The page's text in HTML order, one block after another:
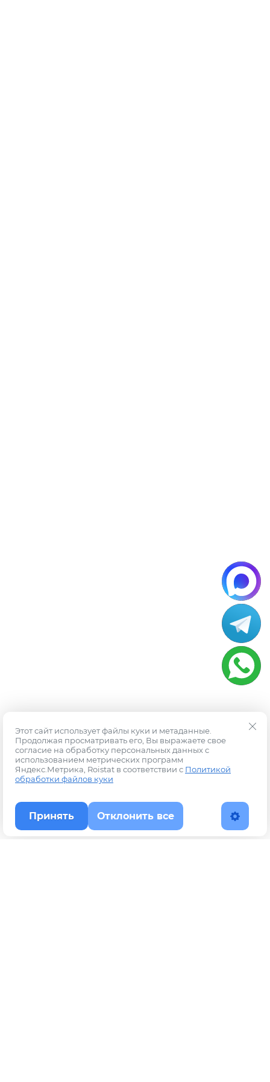
Этот сайт использует файлы куки и метаданные.
Продолжая просматривать его, Вы выражаете свое
согласие на обработку персональных данных с
использованием метрических программ
Яндекс.Метрика, Roistat в соответствии с Политикой
обработки файлов куки
Принять Отклонить все